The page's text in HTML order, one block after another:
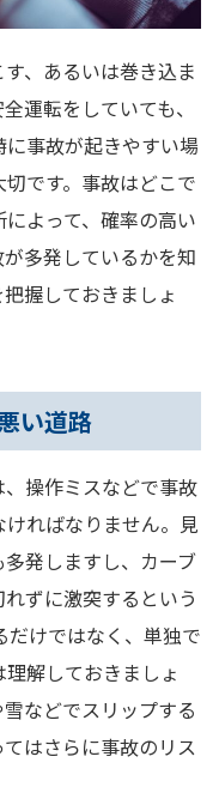
、あるいは巻き込ま
運転をしていても、
事故が起きやすい場
です。事故はどこで
よって、確率の高い
多発しているかを知
握しておきましょ
い道路
操作ミスなどで事故
ればなりません。見
発しますし、カーブ
ずに激突するという
だけではなく、単独で
解しておきましょ
などでスリップする
はさらに事故のリス